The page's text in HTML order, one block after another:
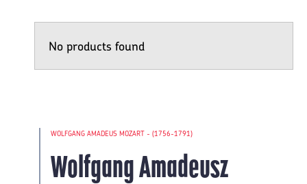
No products found
WOLFGANG AMADEUS MOZART - (1756-1791)
Wolfgang Amadeusz